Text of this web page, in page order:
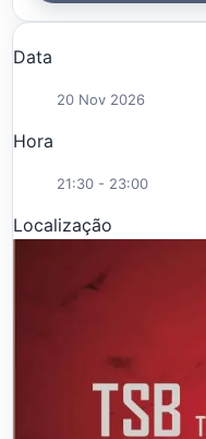
Data
20 Nov 2026
Hora
21:30 - 23:00
Localização